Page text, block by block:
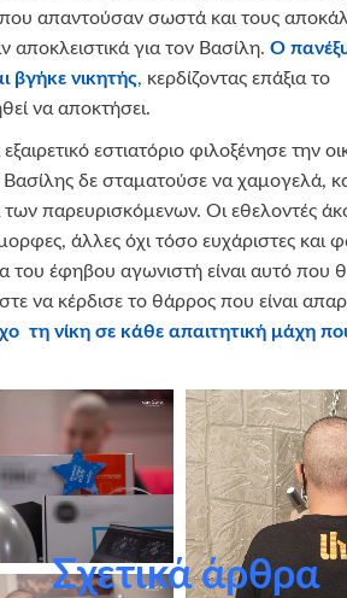
απαντούσαν σωστά και τους
αποκλειστικά για τον Βασίλη. Ο
βγήκε νικητής, κερδίζοντας επάξια το
να αποκτήσει.
εστιατόριο φιλοξένησε την
Βασίλης δε σταματούσε να χαμογελά,
παρευρισκόμενων. Οι εθελοντές
άλλες όχι τόσο ευχάριστες και
του έφηβου αγωνιστή είναι αυτό που
να κέρδισε το θάρρος που είναι
τη νίκη σε κάθε απαιτητική μάχη που
Σχετικά άρθρα